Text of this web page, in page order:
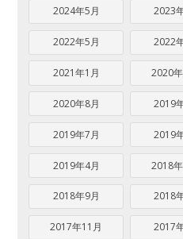
2024年5月 2023
2022年5月 2022
2021年1月 2020
2020年8月 2019
2019年7月 2019
2019年4月 2018
2018年9月 2018
2017年11月 2017